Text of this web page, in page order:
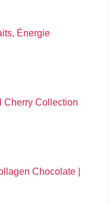
Énergie
Cherry Collection
Chocolate |